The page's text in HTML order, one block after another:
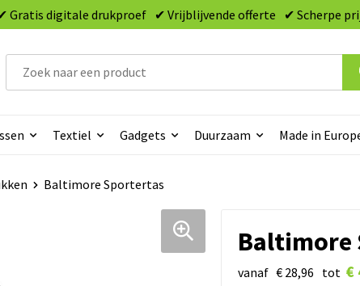
Gratis digitale drukproef ✔ Vrijblijvende offerte ✔ Scherpe
Textiel Gadgets Duurzaam Made in
Baltimore Sportertas
Baltimore
vanaf € 28,96 tot €